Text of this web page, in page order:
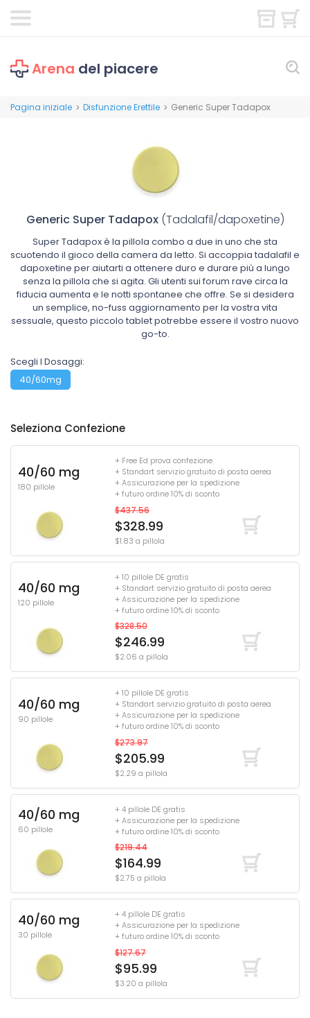
Arena del piacere
Pagina iniziale > Disfunzione Erettile > Generic Super Tadapox
Generic Super Tadapox (Tadalafil/dapoxetine)
Super Tadapox è la pillola combo a due in uno che sta
scuotendo il gioco della camera da letto. Si accoppia tadalafil e
dapoxetine per aiutarti a ottenere duro e durare più a lungo
senza la pillola che si agita. Gli utenti sui forum rave circa la
fiducia aumenta e le notti spontanee che offre. Se si desidera
un semplice, no-fuss aggiornamento per la vostra vita
sessuale, questo piccolo tablet potrebbe essere il vostro nuovo
go-to.
Scegli I Dosaggi:
40/60mg
Seleziona Confezione
40/60 mg
180 pillole
+ Free Ed prova confezione
+ Standart servizio gratuito di posta aerea
+ Assicurazione per la spedizione
+ futuro ordine 10% di sconto
$437.56
$328.99
$1.83 a pillola
40/60 mg
120 pillole
+ 10 pillole DE gratis
+ Standart servizio gratuito di posta aerea
+ Assicurazione per la spedizione
+ futuro ordine 10% di sconto
$328.50
$246.99
$2.06 a pillola
40/60 mg
90 pillole
+ 10 pillole DE gratis
+ Standart servizio gratuito di posta aerea
+ Assicurazione per la spedizione
+ futuro ordine 10% di sconto
$273.97
$205.99
$2.29 a pillola
40/60 mg
60 pillole
+ 4 pillole DE gratis
+ Assicurazione per la spedizione
+ futuro ordine 10% di sconto
$219.44
$164.99
$2.75 a pillola
40/60 mg
30 pillole
+ 4 pillole DE gratis
+ Assicurazione per la spedizione
+ futuro ordine 10% di sconto
$127.67
$95.99
$3.20 a pillola